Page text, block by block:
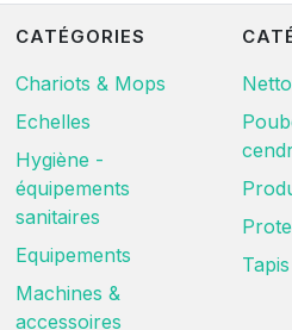
CATÉGORIES
Chariots & Mops
Echelles
Hygiène -
équipements
sanitaires
Equipements
Machines &
accessoires
Tapis